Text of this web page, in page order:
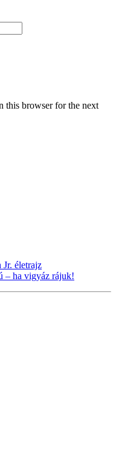
this browser for the next
Jr. életrajz
– ha vigyáz rájuk!